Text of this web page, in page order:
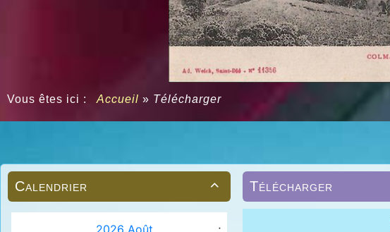
Vous êtes ici : Accueil » Télécharger

Calendrier Télécharger